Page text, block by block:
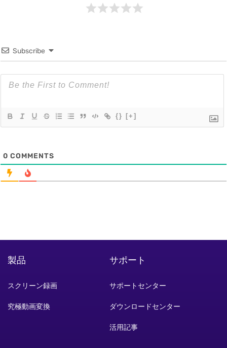
Subscribe
{} [+]
0 COMMENTS
製品
スクリーン録画
究極動画変換
サポート
サポートセンター
ダウンロードセンター
活用記事